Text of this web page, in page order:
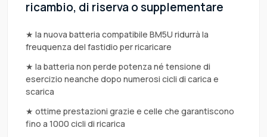
ricambio, di riserva o supplementare
★ la nuova batteria compatibile BM5U ridurrà la
freuquenza del fastidio per ricaricare
★ la batteria non perde potenza né tensione di
esercizio neanche dopo numerosi cicli di carica e
scarica
★ ottime prestazioni grazie e celle che garantiscono
fino a 1000 cicli di ricarica